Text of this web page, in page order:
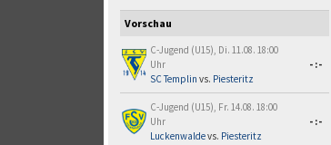
Vorschau
C-Jugend (U15), Di. 11.08. 18:00
Uhr
SC Templin vs. Piesteritz
-:-
C-Jugend (U15), Fr. 14.08. 18:00
Uhr
Luckenwaldevs. Piesteritz
-:-